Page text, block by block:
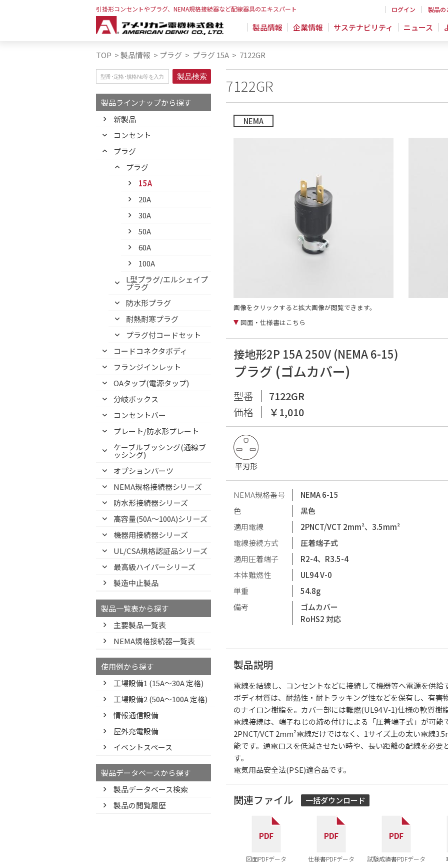
引掛形コンセントやプラグ、NEMA規格接続器など配線器具のエキスパート ログイン 製品の
製品情報 企業情報 サステナビリティ ニュース
TOP >製品情報 > プラグ > プラグ 15A > 7122GR
製品ラインナップから探す
新製品
コンセント
プラグ
プラグ
15A
20A
30A
50A
60A
100A
L型プラグ/エルシェイプ
プラグ
防水形プラグ
耐熱耐寒プラグ
プラグ付コードセット
コードコネクタボディ
フランジインレット
OAタップ(電源タップ)
分岐ボックス
コンセントバー
プレート/防水形プレート
ケーブルブッシング(通線ブ
ッシング)
オプションパーツ
NEMA規格接続器シリーズ
防水形接続器シリーズ
高容量(50A～100A)シリーズ
機器用接続器シリーズ
UL/CSA規格認証品シリーズ
最高級ハイパーシリーズ
製造中止製品
製品一覧表から探す
主要製品一覧表
NEMA規格接続器一覧表
使用例から探す
工場設備1 (15A〜30A 定格)
工場設備2 (50A〜100A 定格)
情報通信設備
屋外充電設備
イベントスペース
製品データベースから探す
製品データベース検索
製品の閲覧履歴
7122GR
NEMA
画像をクリックすると拡大画像が閲覧できます。
図面・仕様書はこちら
接地形2P 15A 250V (NEMA 6-15)
プラグ (ゴムカバー)
型番
7122GR
価格
￥1,010
平刃形
NEMA規格番号
NEMA 6-15
色
黒色
適用電線
2PNCT/VCT 2mm²、3.5mm²
電線接続方式
圧着端子式
適用圧着端子
R2-4、R3.5-4
本体難燃性
UL94 V-0
単重
54.8g
備考
ゴムカバー
RoHS2 対応
製品説明
電線を結線し、コンセントなどに接続して機器等へ電源を供給
ボディ材質は、耐熱性・耐トラッキング性などを保有し、有害
のナイロン樹脂を。カバー部には難燃(UL94 V-1)仕様の軟質樹
電線接続は、端子ねじの締め付けによる「圧着端子式」が可能
2PNCT/VCT 2mm²電線だけではなく、1サイズ上の太い電線
能です。通電ロスを低減させたい時や、長い距離の配線を必要
す。
電気用品安全法(PSE)適合品です。
関連ファイル
図面PDFデータ 仕様書PDFデータ 試験成績書PDFデータ
一括ダウンロード